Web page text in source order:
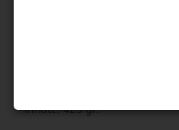
Inhalt: 425 gr.